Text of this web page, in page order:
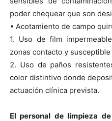
poder chequear que son
• Acotamiento de campo
1. Uso de film
zonas contacto y
2. Uso de paños
color distintivo donde
actuación clínica prevista.
El personal de limpieza